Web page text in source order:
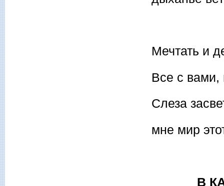
Мечтать и
Все с
Слеза
мне мир
В